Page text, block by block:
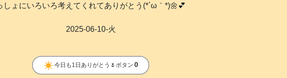
ょにいろいろ考えてくれてありがとう(*´ω｀*)🌼💕
2025-06-10-火
clear_day 今日も1日ありがとう🌷ボタン 0